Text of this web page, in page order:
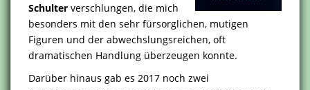
Schulter verschlungen, die mich
besonders mit den sehr fürsorglichen, mutigen
Figuren und der abwechslungsreichen, oft
dramatischen Handlung überzeugen konnte.
Darüber hinaus gab es 2017 noch zwei